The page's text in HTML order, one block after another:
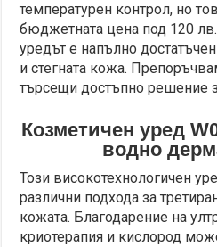
температурен контрол, но
бюджетната цена под 120
уредът е напълно
и стегната кожа.
търсещи достъпно решение
Козметичен уред
водно
Този високотехнологичен
различни подхода за
кожата. Благодарение на
криотерапия и кислород